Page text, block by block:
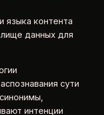
языка контента
данных для
сути
интенции